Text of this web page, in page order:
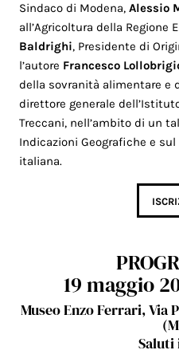
Sindaco di Modena,Alessio
all’Agricoltura della Regione
Baldrighi, Presidente di
l’autore Francesco
della sovranità alimentare e
direttore generale
Treccani, nell’ambito di un
Indicazioni Geografiche e
italiana.
19 maggio
Museo Enzo Ferrari, Via
Saluti